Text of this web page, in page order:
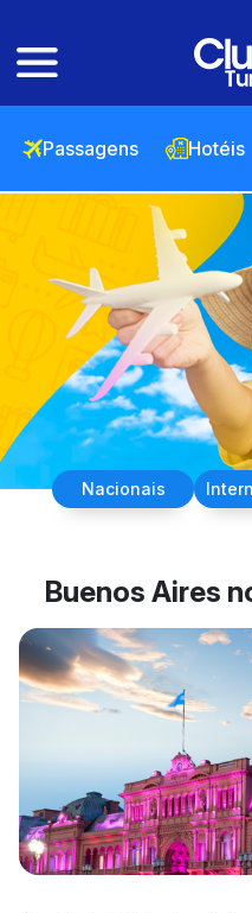
Passagens Hotéis
Nacionais
Buenos Aires